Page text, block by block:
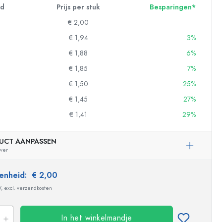
Prijs per stuk
Besparingen*
€ 2,00
€ 1,94
3%
€ 1,88
6%
€ 1,85
7%
€ 1,50
25%
€ 1,45
27%
€ 1,41 29%
AANPASSEN
€ 2,00
excl. verzendkosten
In het winkelmandje